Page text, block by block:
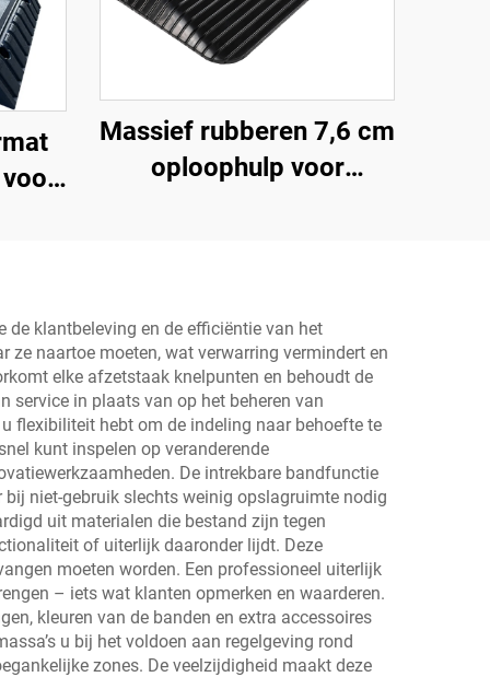
Massief rubberen 7,6 cm
oploophulp voor
Productcategorie
de klantbeleving en de efficiëntie van het
ze naartoe moeten, wat verwarring vermindert en
elke afzetstaak knelpunten en behoudt de
service in plaats van op het beheren van
flexibiliteit hebt om de indeling naar behoefte te
kunt inspelen op veranderende
De intrekbare bandfunctie
niet-gebruik slechts weinig opslagruimte nodig
uit materialen die bestand zijn tegen
of uiterlijk daaronder lijdt. Deze
moeten worden. Een professioneel uiterlijk
– iets wat klanten opmerken en waarderen.
kleuren van de banden en extra accessoires
u bij het voldoen aan regelgeving rond
zones. De veelzijdigheid maakt deze